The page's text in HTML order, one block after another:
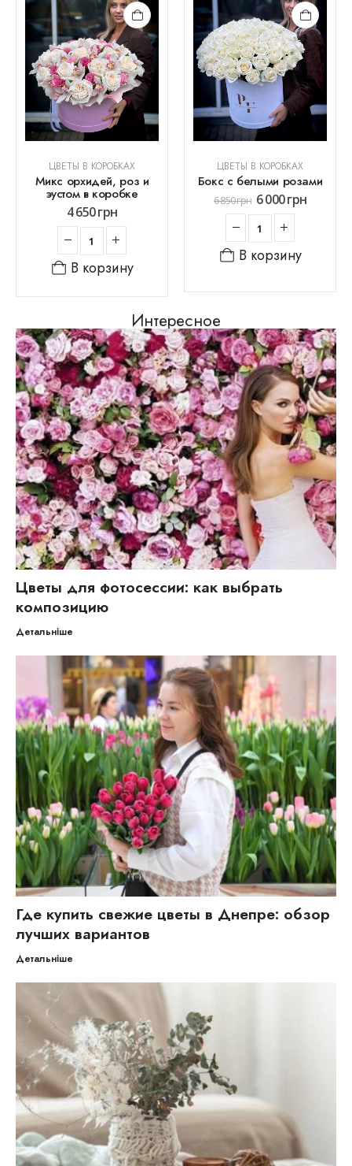
ЦВЕТЫ В КОРОБКАХ
Микс орхидей, роз и
эустом в коробке
4 650грн
В корзину
ЦВЕТЫ В КОРОБКАХ
Бокс с белыми розами
6 850грн 6 000грн
В корзину
Интересное
Цветы для фотосессии: как выбрать
композицию
Детальніше
Где купить свежие цветы в Днепре: обзор
лучших вариантов
Детальніше